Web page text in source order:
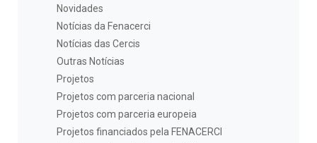
Novidades
Notícias da Fenacerci
Notícias das Cercis
Outras Notícias
Projetos
Projetos com parceria nacional
Projetos com parceria europeia
Projetos financiados pela FENACERCI